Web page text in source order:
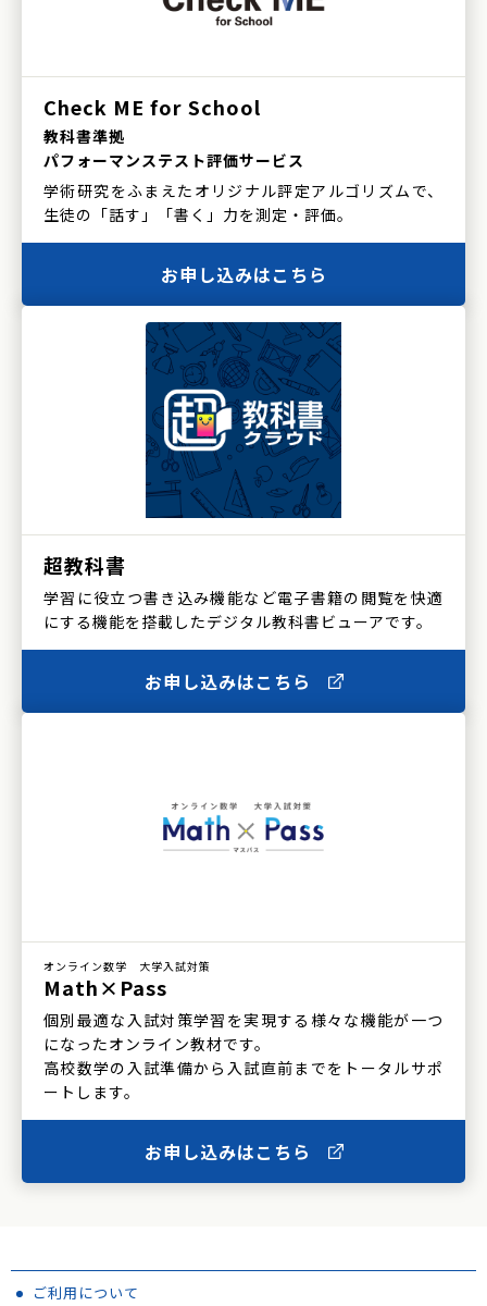
Check ME for School
教科書準拠
パフォーマンステスト評価サービス
学術研究をふまえたオリジナル評定アルゴリズムで、
生徒の「話す」「書く」力を測定・評価。
お申し込みはこちら
超教科書
学習に役立つ書き込み機能など電子書籍の閲覧を快適
にする機能を搭載したデジタル教科書ビューアです。
お申し込みはこちら
オンライン数学 大学入試対策
Math×Pass
個別最適な入試対策学習を実現する様々な機能が一つ
になったオンライン教材です。
高校数学の入試準備から入試直前までをトータルサポ
ートします。
お申し込みはこちら
ご利用について